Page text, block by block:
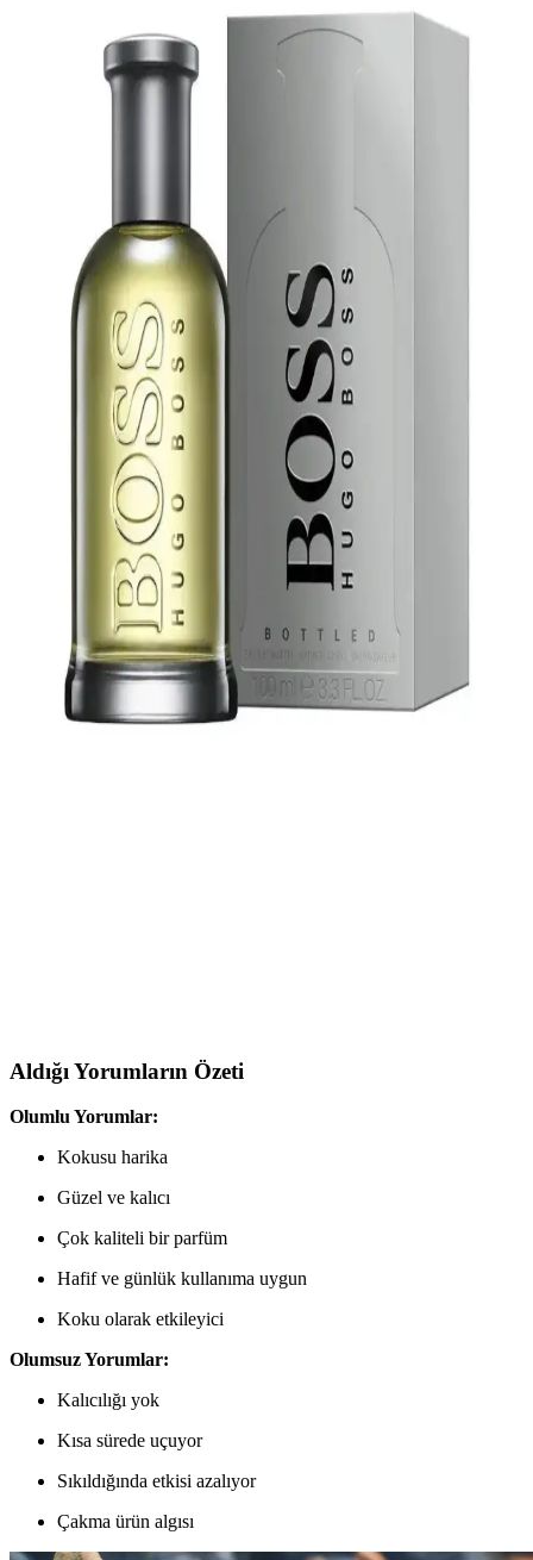
günlük ve özel anlar için ideal, 75 ml şişesiyle şıklık ve kalite sunan
kadın parfümüdür.
Hugo Boss Erkek Parfümleri: Çeşitleri, Seçim
Hugo Boss Parfüm Fiyatları ve Modelleri: Kalite ve
Fiyat Dengesi Analizi
Hugo Boss parfümlerinin fiyat aralıkları, modelleri ve satın alma
ipuçları hakkında detaylı bilgi. Kalite ve fiyat dengesini gözeterek
doğru seçim yapmanıza yardımcı olur.
Hugo Boss Erkek Parfümü: Çeşitleri, Özellikleri ve
Alım Tavsiyeleri
Hugo Boss erkek parfümleri, çeşitli aromalar ve fiyat seçenekleriyle
erkeklerin tarzını tamamlayan kaliteli ve güvenilir kokular sunar. Her
ihtiyaca uygun modelleriyle fark yaratır.
Hugo Boss’un En İyi Parfümleri ve Seçim
İpuçlarıyla Kapsamlı Rehber
Hugo Boss’un en sevilen parfümleri, özellikleri ve seçim ipuçlarıyla
ilgili kapsamlı rehber. Kişisel tarzınıza uygun ve kalıcı kokuları
keşfedin.
Hugo Boss Boss Bottled ile Hugo Boss Green
Aldığı Yorumların Özeti
Olumlu Yorumlar:
Kokusu harika
Güzel ve kalıcı
Çok kaliteli bir parfüm
Hafif ve günlük kullanıma uygun
Koku olarak etkileyici
Olumsuz Yorumlar:
Kalıcılığı yok
Kısa sürede uçuyor
Sıkıldığında etkisi azalıyor
Çakma ürün algısı